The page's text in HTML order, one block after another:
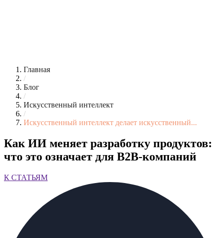
Главная
/
Блог
/
Искусственный интеллект
/
Искусственный интеллект делает искусственный...
Как ИИ меняет разработку продуктов:
что это означает для B2B-компаний
К СТАТЬЯМ